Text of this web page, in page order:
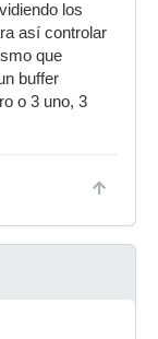
los
así controlar
que
buffer
o 3 uno, 3